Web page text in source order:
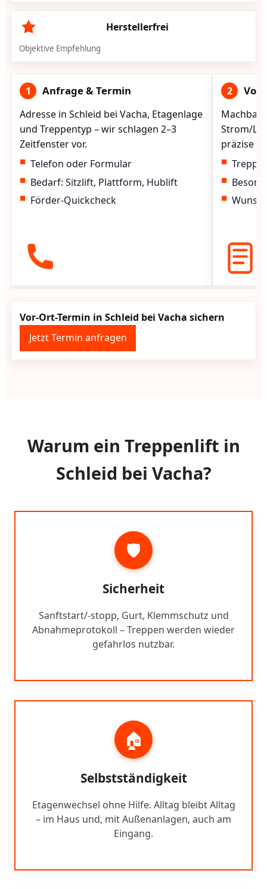
Herstellerfrei
Objektive Empfehlung
1 Anfrage & Termin
Adresse in Schleid bei Vacha, Etagenlage
und Treppentyp – wir schlagen 2–3
Zeitfenster vor.
Telefon oder Formular
Bedarf: Sitzlift, Plattform, Hublift
Förder-Quickcheck
2
Strom/
präzise
Vor-Ort-Termin in Schleid bei Vacha sichern
Jetzt Termin anfragen
Warum ein Treppenlift in
Schleid bei Vacha?
🛡️
Sicherheit
Sanftstart/-stopp, Gurt, Klemmschutz und
Abnahmeprotokoll – Treppen werden wieder
gefahrlos nutzbar.
🏠
Selbstständigkeit
Etagenwechsel ohne Hilfe. Alltag bleibt Alltag
– im Haus und, mit Außenanlagen, auch am
Eingang.